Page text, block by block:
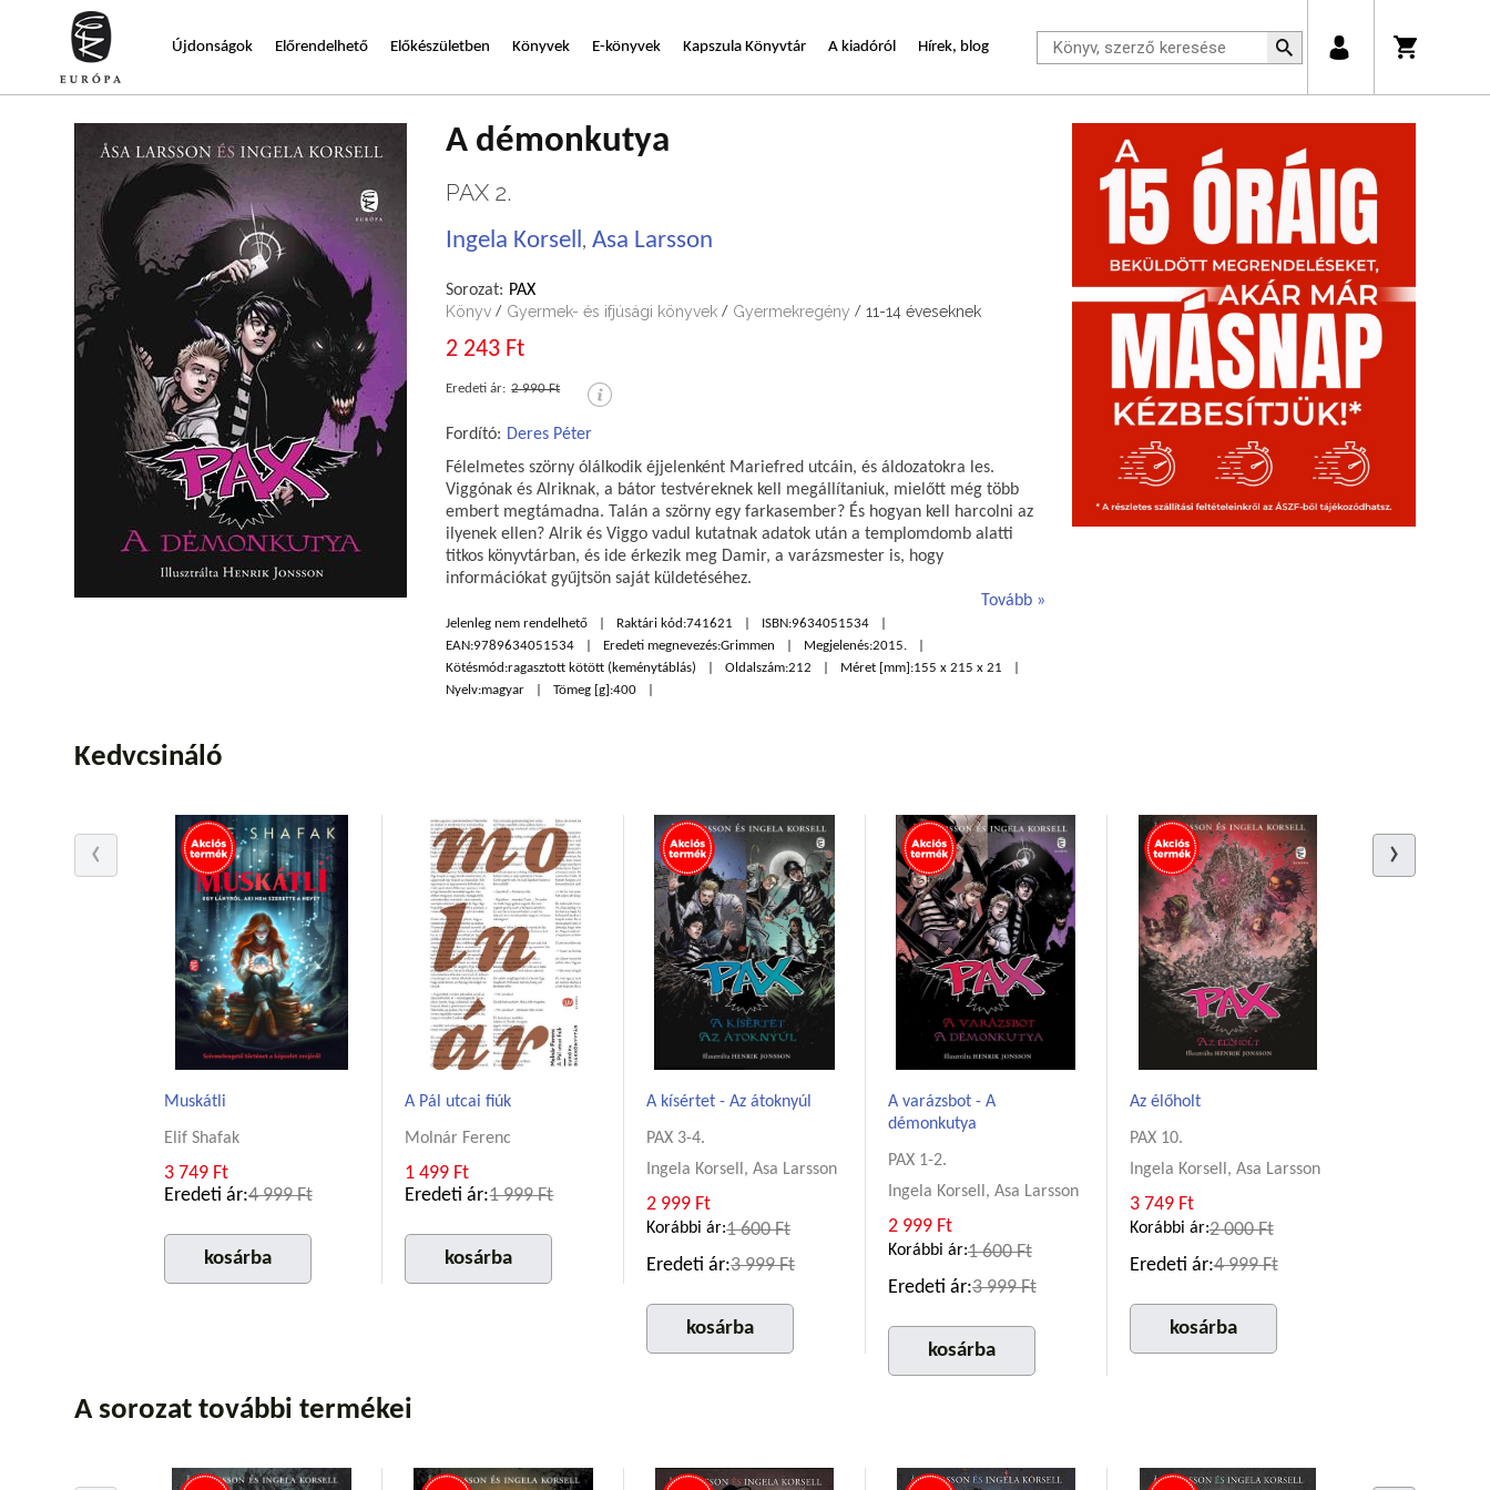
Újdonságok Előrendelhető Előkészületben Könyvek E-könyvek Kapszula Könyvtár A kiadóról Hírek, blog
A démonkutya
PAX 2.
Ingela Korsell, Asa Larsson
Sorozat: PAX
Könyv / Gyermek- és ifjúsági könyvek / Gyermekregény / 11-14 éveseknek
2 243 Ft
Eredeti ár: 2 990 Ft
Fordító: Deres Péter
Félelmetes szörny ólálkodik éjjelenként Mariefred utcáin, és áldozatokra les.
Viggónak és Alriknak, a bátor testvéreknek kell megállítaniuk, mielőtt még több
embert megtámadna. Talán a szörny egy farkasember? És hogyan kell harcolni az
ilyenek ellen? Alrik és Viggo vadul kutatnak adatok után a templomdomb alatti
titkos könyvtárban, és ide érkezik meg Damir, a varázsmester is, hogy
információkat gyűjtsön saját küldetéséhez.
Tovább
Jelenleg nem rendelhető Raktári kód:741621 ISBN:9634051534
EAN:9789634051534 Eredeti megnevezés:Grimmen Megjelenés:2015.
Kötésmód:ragasztott kötött (keménytáblás) Oldalszám:212 Méret [mm]:155 x 215 x 21
Nyelv:magyar Tömeg [g]:400
Kedvcsináló
Muskátli
Elif Shafak
3 749 Ft
Eredeti ár:4 999 Ft
kosárba
A Pál utcai fiúk
Molnár Ferenc
1 499 Ft
Eredeti ár:1 999 Ft
kosárba
A kísértet - Az átoknyúl
PAX 3-4.
Ingela Korsell, Asa Larsson
2 999 Ft
Korábbi ár:1 600 Ft
Eredeti ár:3 999 Ft
kosárba
A varázsbot - A
démonkutya
PAX 1-2.
Ingela Korsell, Asa Larsson
2 999 Ft
Korábbi ár:1 600 Ft
Eredeti ár:3 999 Ft
kosárba
Az élőholt
PAX 10.
Ingela Korsell, Asa Larsson
3 749 Ft
Korábbi ár:2 000 Ft
Eredeti ár:4 999 Ft
kosárba
A sorozat további termékei